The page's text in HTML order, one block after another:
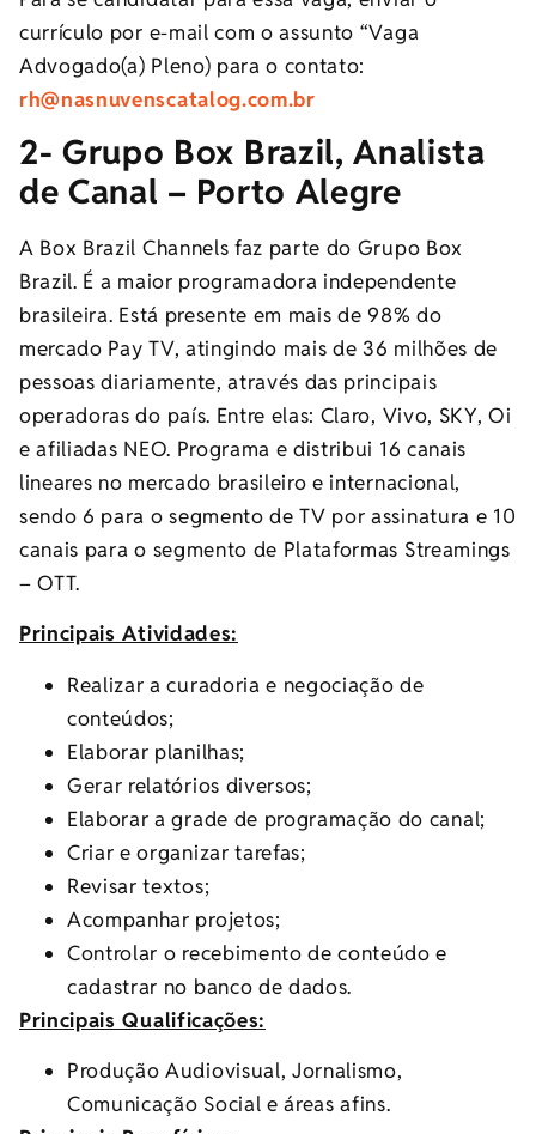
currículo por e-mail com o assunto “Vaga
Advogado(a) Pleno) para o contato:
rh@nasnuvenscatalog.com.br
2- Grupo Box Brazil, Analista
de Canal – Porto Alegre
A Box Brazil Channels faz parte do Grupo Box
Brazil. É a maior programadora independente
brasileira. Está presente em mais de 98% do
mercado Pay TV, atingindo mais de 36 milhões de
pessoas diariamente, através das principais
operadoras do país. Entre elas: Claro, Vivo, SKY, Oi
e afiliadas NEO. Programa e distribui 16 canais
lineares no mercado brasileiro e internacional,
sendo 6 para o segmento de TV por assinatura e 10
canais para o segmento de Plataformas Streamings
– OTT.
Principais Atividades:
Realizar a curadoria e negociação de
conteúdos;
Elaborar planilhas;
Gerar relatórios diversos;
Elaborar a grade de programação do canal;
Criar e organizar tarefas;
Revisar textos;
Acompanhar projetos;
Controlar o recebimento de conteúdo e
cadastrar no banco de dados.
Principais Qualificações:
Produção Audiovisual, Jornalismo,
Comunicação Social e áreas afins.